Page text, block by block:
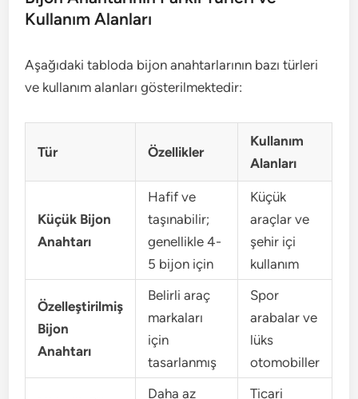
Kullanım Alanları
Aşağıdaki tabloda bijon anahtarlarının bazı türleri
ve kullanım alanları gösterilmektedir:
Tür Özellikler
Kullanım
Alanları
Küçük Bijon
Anahtarı
Hafif ve
taşınabilir;
genellikle 4-
5 bijon için
Küçük
araçlar ve
şehir içi
kullanım
Özelleştirilmiş
Bijon
Anahtarı
Belirli araç
markaları
için
tasarlanmış
Spor
arabalar ve
lüks
otomobiller
Daha az
Ticari